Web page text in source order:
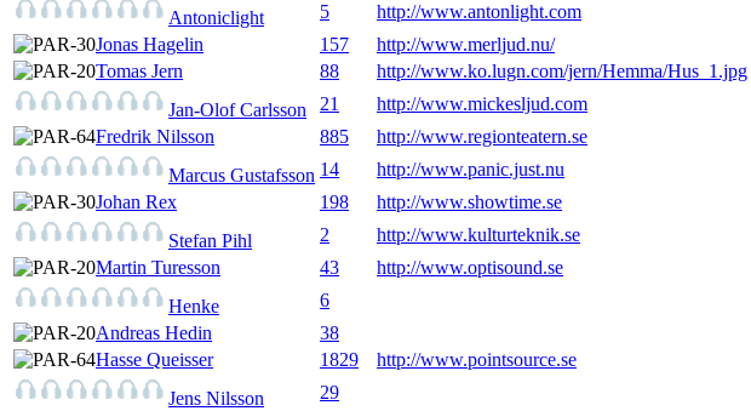
Antoniclight
5 http://www.antonlight.com
Jonas Hagelin
157 http://www.merljud.nu/
Tomas Jern
88 http://www.ko.lugn.com/jern/Hemma/Hus_1.jpg
Jan-Olof Carlsson
21 http://www.mickesljud.com
Fredrik Nilsson
885 http://www.regionteatern.se
Marcus Gustafsson 14 http://www.panic.just.nu
Johan Rex
198 http://www.showtime.se
Stefan Pihl
2 http://www.kulturteknik.se
Martin Turesson
43 http://www.optisound.se
Henke
6
Andreas Hedin
38
Hasse Queisser
1829 http://www.pointsource.se
Jens Nilsson
29